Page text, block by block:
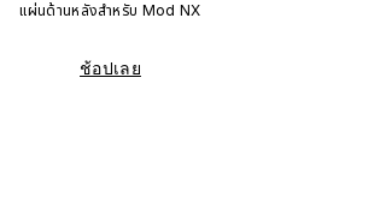
แผ่นด้านหลังสำหรับ Mod NX
ช้อปเลย